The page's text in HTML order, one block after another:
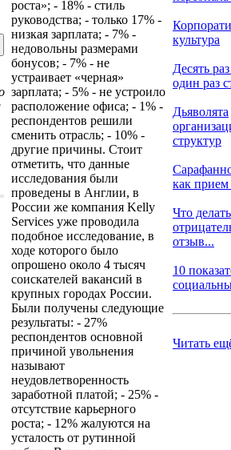
роста»; - 18% - стиль
руководства; - только 17% -
низкая зарплата; - 7% -
недовольны размерами
бонусов; - 7% - не
устраивает «черная»
зарплата; - 5% - не устроило
расположение офиса; - 1% -
респондентов решили
сменить отрасль; - 10% -
другие причины. Стоит
отметить, что данные
исследования были
проведены в Англии, в
России же компания Kelly
Services уже проводила
подобное исследование, в
ходе которого было
опрошено около 4 тысяч
соискателей вакансий в
крупных городах России.
Были получены следующие
результаты: - 27%
респондентов основной
причиной увольнения
называют
неудовлетворенность
заработной платой; - 25% -
отсутствие карьерного
роста; - 12% жалуются на
усталость от рутинной
культура
Десять
один раз
Дьяволята
структур
как прием
Что
отзыв...
10
Читать